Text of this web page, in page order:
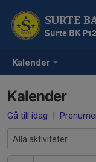
Kalender
SURTE
Surte BK P12
Kalender
Gå till idag |